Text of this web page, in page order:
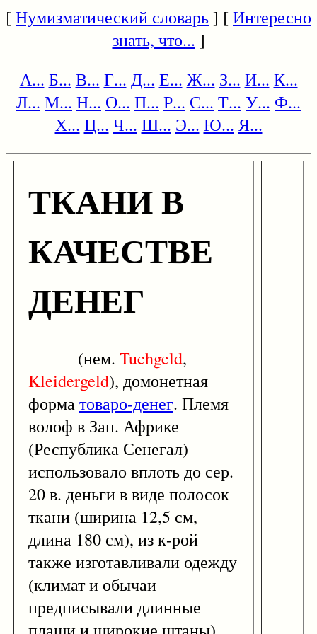
[Нумизматический словарь] [Интересно
знать, что... ]
А... Б... В... Г... Д... Е... Ж... З... И... К...
Л... М... Н... О... П... Р... С... Т... У... Ф...
Х... Ц... Ч... Ш... Э... Ю... Я...
ТКАНИ В
КАЧЕСТВЕ
ДЕНЕГ
(нем. Tuchgeld,
Kleidergeld), домонетная
форматоваро-денег. Племя
волоф в Зап. Африке
(Республика Сенегал)
использовало вплоть до сер.
20 в. деньги в виде полосок
ткани (ширина 12,5 см,
длина 180 см), из к-рой
также изготавливали одежду
(климат и обычаи
предписывали длинные